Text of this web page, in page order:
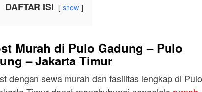
DAFTAR ISI show
Murah di Pulo Gadung – Pulo
– Jakarta Timur
dengan sewa murah dan fasilitas lengkap di Pulo